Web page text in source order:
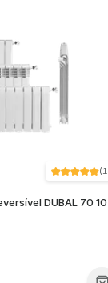
(1
DUBAL 70 10